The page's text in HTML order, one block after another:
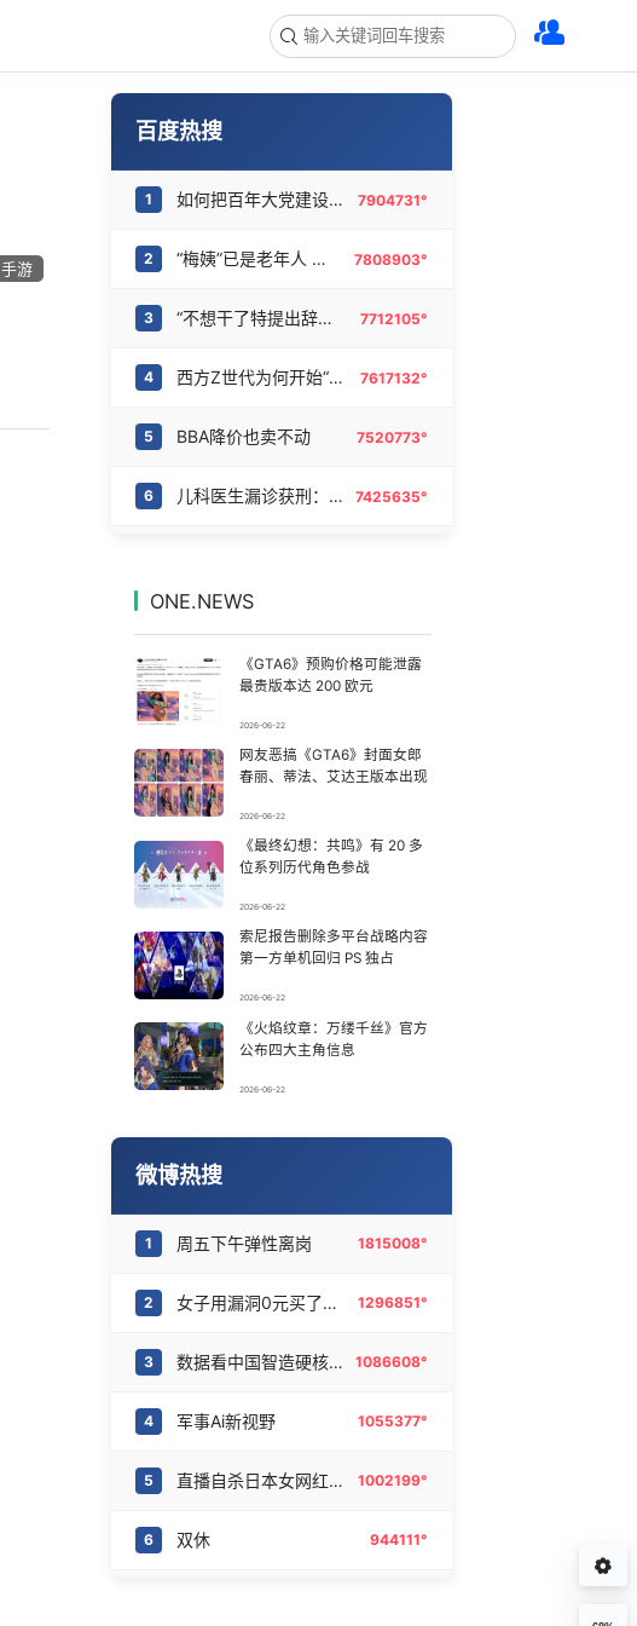
手游
百度热搜
1 如何把百年大党建设得更加坚强有力 7904731°
2 “梅姨”已是老年人 死刑或适用受限 7808903°
3 “不想干了特提出辞职” 南大回应 7712105°
4 西方Z世代为何开始“粉”中国 7617132°
5 BBA降价也卖不动 7520773°
6 儿科医生漏诊获刑：我认错但不能认罪 7425635°
9 婚外胚胎案妻子得知胚胎销毁双手颤抖 7143039°
11
12 事关医保 这些谣言千万别信 6856285°
13
14 空调发明出来竟然不是为了给人降温 6659007°
15 美国退回1000亿美元关税 6573404°
16
ONE.NEWS
《GTA6》预购价格可能泄露
最贵版本达 200 欧元
2026-06-22
网友恶搞《GTA6》封面女郎
春丽、蒂法、艾达王版本出现
2026-06-22
《最终幻想：共鸣》有 20 多
位系列历代角色参战
2026-06-22
索尼报告删除多平台战略内容
第一方单机回归 PS 独占
2026-06-22
《火焰纹章：万缕千丝》官方
公布四大主角信息
2026-06-22
微博热搜
1 周五下午弹性离岗 1815008°
2 女子用漏洞0元买了3千台电器 1296851°
3 数据看中国智造硬核实力 1086608°
4 军事Ai新视野 1055377°
5 直播自杀日本女网红已身亡 1002199°
6 双休 944111°